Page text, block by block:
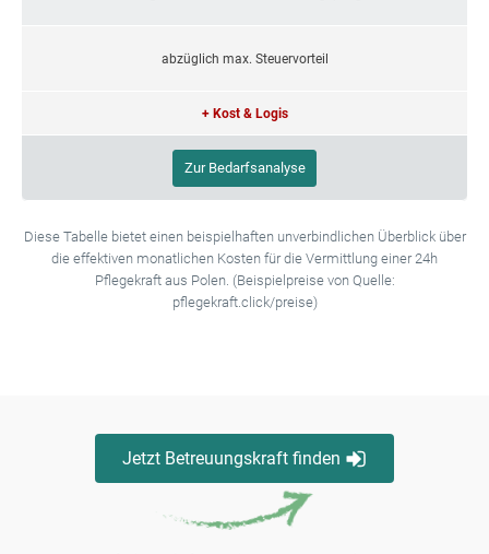
abzüglich max. Steuervorteil
+ Kost & Logis
Zur Bedarfsanalyse
Diese Tabelle bietet einen beispielhaften unverbindlichen Überblick über
die effektiven monatlichen Kosten für die Vermittlung einer 24h
Pflegekraft aus Polen. (Beispielpreise von Quelle:
pflegekraft.click/preise)
Jetzt Betreuungskraft finden